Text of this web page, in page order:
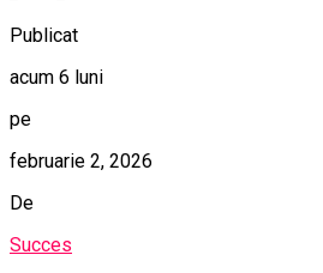
Publicat
acum 6 luni
pe
februarie 2, 2026
De
Succes